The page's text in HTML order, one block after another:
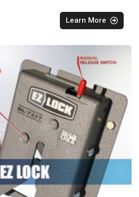
Learn More